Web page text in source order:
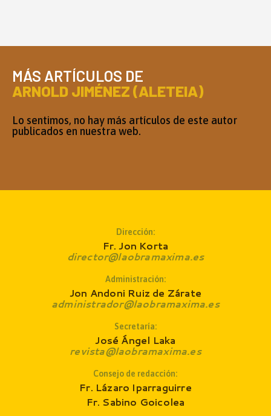
MÁS ARTÍCULOS DE
ARNOLD JIMÉNEZ (ALETEIA)
Lo sentimos, no hay más artículos de este autor
publicados en nuestra web.
Dirección:
Fr. Jon Korta
director@laobramaxima.es
Administración:
Jon Andoni Ruiz de Zárate
administrador@laobramaxima.es
Secretaría:
José Ángel Laka
revista@laobramaxima.es
Consejo de redacción:
Fr. Lázaro Iparraguirre
Fr. Sabino Goicolea